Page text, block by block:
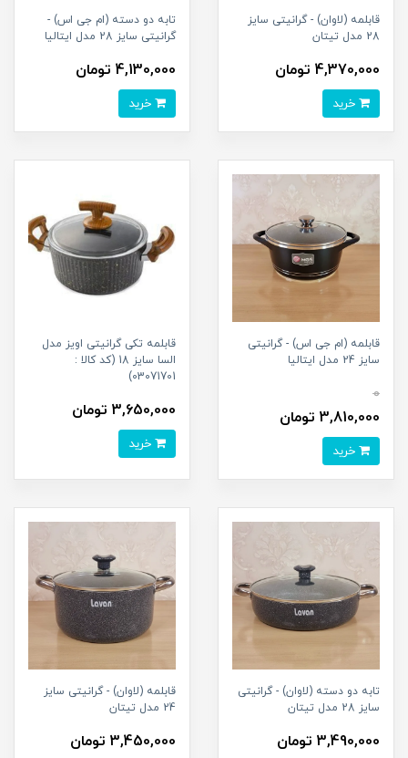
قابلمه (لاوان) - گرانیتی سایز
28 مدل تیتان
4,370,000 تومان
تابه دو دسته (ام جی اس) -
گرانیتی سایز 28 مدل ایتالیا
4,130,000 تومان
قابلمه (ام جی اس) - گرانیتی
سایز 24 مدل ایتالیا
0
3,810,000 تومان
قابلمه تکی گرانیتی اویز مدل
السا سایز 18 (کد کالا :
03071701)
3,650,000 تومان
تابه دو دسته (لاوان) - گرانیتی
سایز 28 مدل تیتان
3,490,000 تومان
قابلمه (لاوان) - گرانیتی سایز
24 مدل تیتان
3,450,000 تومان